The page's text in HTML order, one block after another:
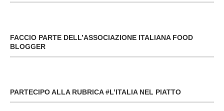
FACCIO PARTE DELL’ASSOCIAZIONE ITALIANA FOOD
BLOGGER
PARTECIPO ALLA RUBRICA #L’ITALIA NEL PIATTO